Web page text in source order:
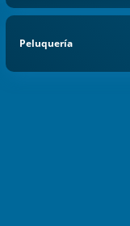
Peluquería